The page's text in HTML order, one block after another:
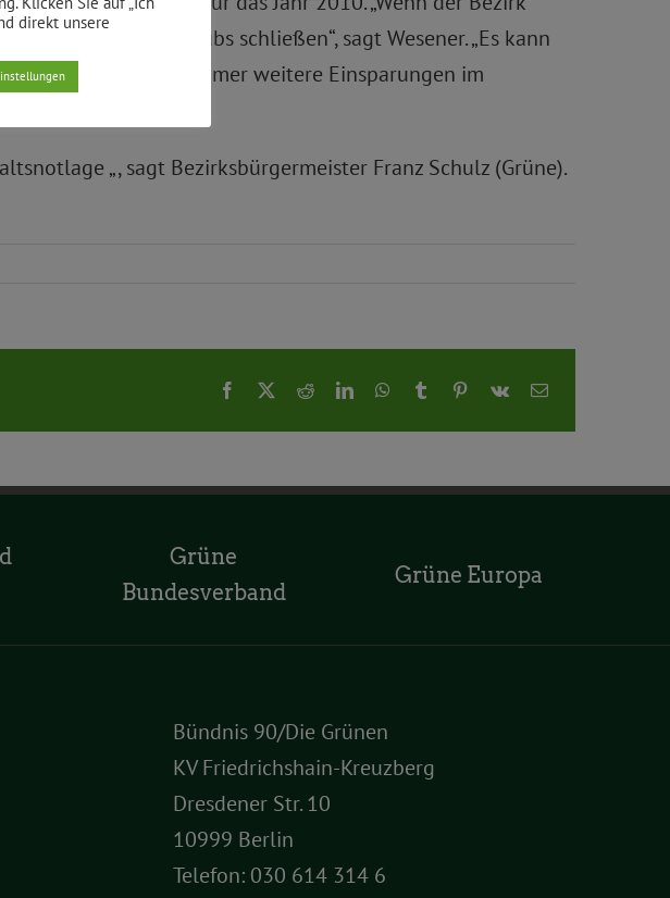
oder Jugendclubs schließen“, sagt Wesener. „Es kann
gezwungen wird, immer weitere Einsparungen im
„, sagt Bezirksbürgermeister Franz Schulz (Grüne).
Facebook RedditLinkedInWhatsApp
Tumblr Pinterest
Vk
E-
Grüne
Bundesverband
Grüne Europa
Bündnis 90/Die Grünen
KV Friedrichshain-Kreuzberg
Dresdener Str. 10
10999 Berlin
Telefon: 030 614 314 6
direkt unsere